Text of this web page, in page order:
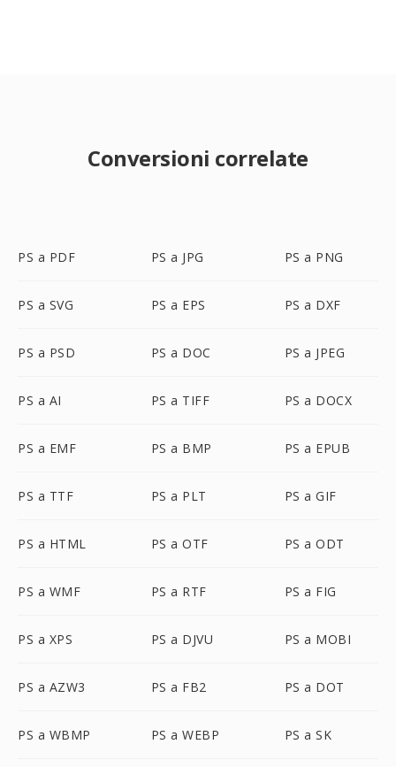
Conversioni correlate
PS a PDF PS a JPG PS a PNG
PS a SVG PS a EPS PS a DXF
PS a PSD PS a DOC PS a JPEG
PS a AI PS a TIFF PS a DOCX
PS a EMF PS a BMP PS a EPUB
PS a TTF PS a PLT PS a GIF
PS a HTML PS a OTF PS a ODT
PS a WMF PS a RTF PS a FIG
PS a XPS PS a DJVU PS a MOBI
PS a AZW3 PS a FB2 PS a DOT
PS a WBMP PS a WEBP PS a SK